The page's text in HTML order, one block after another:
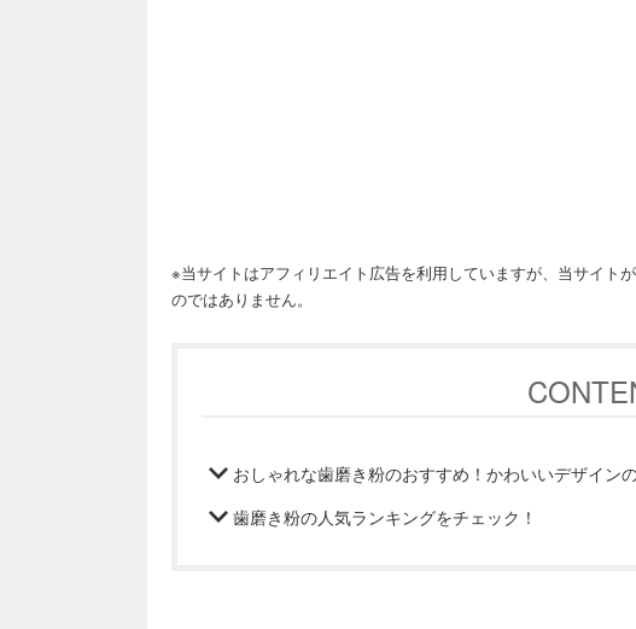
※当サイトはアフィリエイト広告を利用していますが、当サイト
のではありません。
おしゃれな歯磨き粉のおすすめ！かわいいデザイン
歯磨き粉の人気ランキングをチェック！